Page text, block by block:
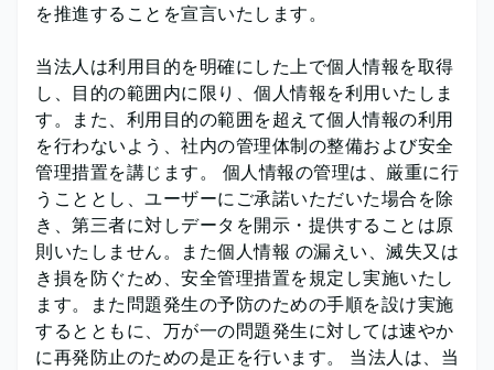
を推進することを宣言いたします。
当法人は利用目的を明確にした上で個人情報を取得
し、目的の範囲内に限り、個人情報を利用いたしま
す。また、利用目的の範囲を超えて個人情報の利用
を行わないよう、社内の管理体制の整備および安全
管理措置を講じます。 個人情報の管理は、厳重に行
うこととし、ユーザーにご承諾いただいた場合を除
き、第三者に対しデータを開示・提供することは原
則いたしません。また個人情報 の漏えい、滅失又は
き損を防ぐため、安全管理措置を規定し実施いたし
ます。また問題発生の予防のための手順を設け実施
するとともに、万が一の問題発生に対しては速やか
に再発防止のための是正を行います。 当法人は、当